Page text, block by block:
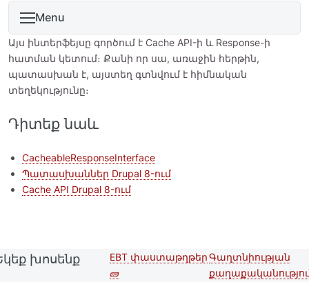
Menu
Այս ինտերֆեյսը գործում է Cache API-ի և Response-ի
հատման կետում։ Քանի որ սա, առաջին հերթին,
պատասխան է, այստեղ գտնվում է հիմնական
տեղեկությունը։
Դիտեք նաև
CacheableResponseInterface
Պատասխաններ Drupal 8-ում
Cache API Drupal 8-ում
խոսենք
Second
EBT փաստաթղթեր
🧱
Footer menu
Գաղտնիության